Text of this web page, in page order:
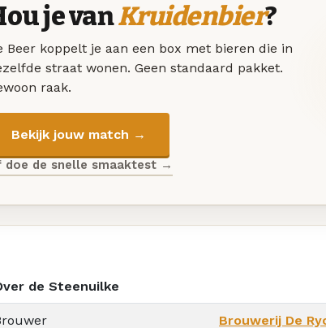
je vanKruidenbier?
Beer koppelt je aan een box met bieren die in
straat wonen. Geen standaard pakket.
raak.
Bekijk jouw match →
doe de snelle smaaktest →
de Steenuilke
Brouwerij De